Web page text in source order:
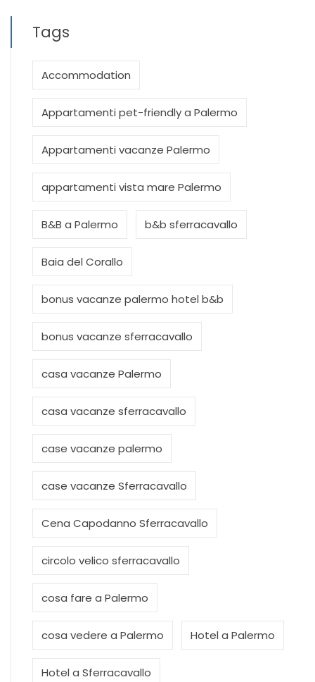
Tags
Accommodation
Appartamenti pet-friendly a Palermo
Appartamenti vacanze Palermo
appartamenti vista mare Palermo
B&B a Palermo b&b sferracavallo
Baia del Corallo
bonus vacanze palermo hotel b&b
bonus vacanze sferracavallo
casa vacanze Palermo
casa vacanze sferracavallo
case vacanze palermo
case vacanze Sferracavallo
Cena Capodanno Sferracavallo
circolo velico sferracavallo
cosa fare a Palermo
cosa vedere a Palermo Hotel a Palermo
Hotel a Sferracavallo